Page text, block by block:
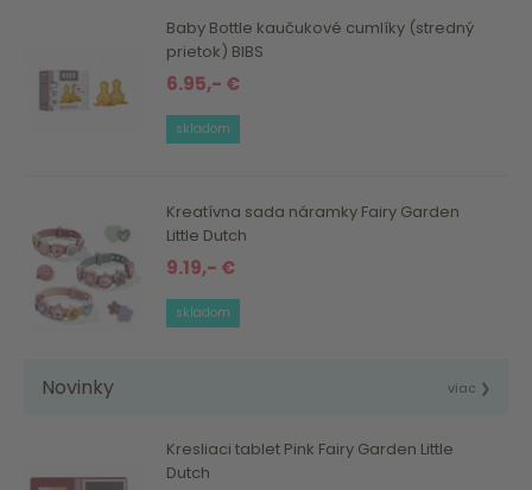
Baby Bottle kaučukové cumlíky (stredný
prietok) BIBS
6.95,- €
skladom
Kreatívna sada náramky Fairy Garden
Little Dutch
9.19,- €
skladom
Novinky viac ❯
Kresliaci tablet Pink Fairy Garden Little
Dutch